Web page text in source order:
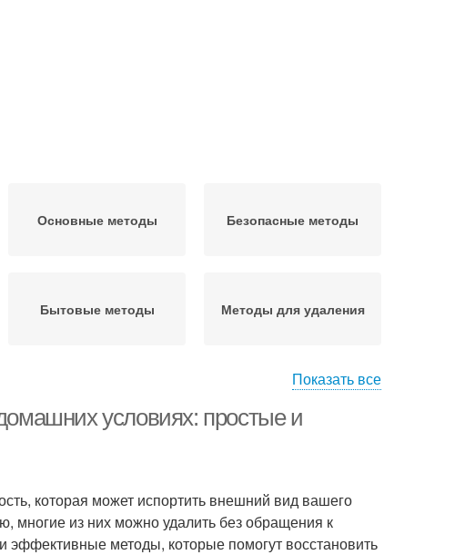
Основные методы Безопасные методы
Бытовые методы Методы для удаления
средства
Профессиональные
инструменты
Показать все
условиях: простые и
которая может испортить внешний вид вашего
многие из них можно удалить без обращения к
методы, которые помогут восстановить